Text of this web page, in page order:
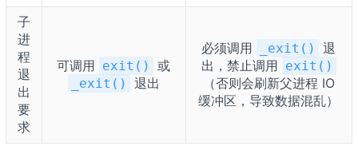
子
进
程
退
出
要
求
可调用 exit() 或
_exit() 退出
必须调用 _exit()
退
出，禁止调用 exit()
（否则会刷新父进程 IO
缓冲区，导致数据混乱）